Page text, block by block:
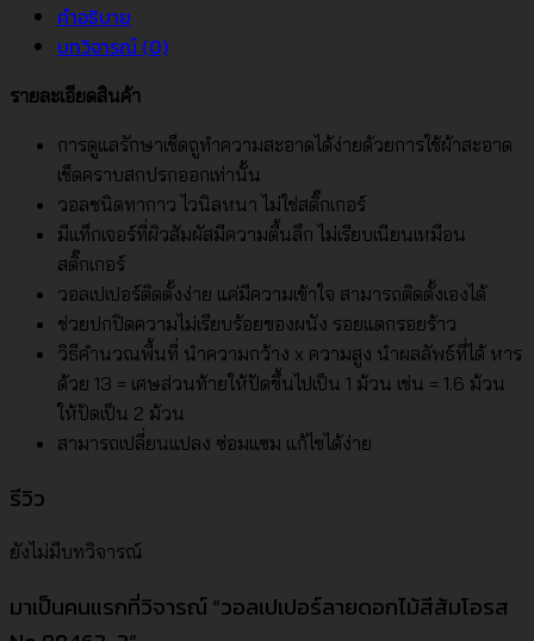
ชิ้นคำอธิบาย
บทวิจารณ์ (0)
รายละเอียดสินค้า
การดูแลรักษาเช็ดถูทำความสะอาดได้ง่ายด้วยการใช้ผ้าสะอาด
เช็ดคราบสกปรกออกเท่านั้น
วอลชนิดทากาว ไวนิลหนา ไม่ใช่สติ๊กเกอร์
มีแท็กเจอร์ที่ผิวสัมผัสมีความตื้นลึก ไม่เรียบเนียนเหมือน
สติ๊กเกอร์
วอลเปเปอร์ติดตั้งง่าย แค่มีความเข้าใจ สามารถติดตั้งเองได้
ช่วยปกปิดความไม่เรียบร้อยของผนัง รอยแตกรอยร้าว
วิธีคำนวณพื้นที่ นำความกว้าง x ความสูง นำผลลัพธ์ที่ได้ หาร
ด้วย 13 = เศษส่วนท้ายให้ปัดขึ้นไปเป็น 1 ม้วน เช่น = 1.6 ม้วน
ให้ปัดเป็น 2 ม้วน
สามารถเปลี่ยนแปลง ซ่อมแซม แก้ไขได้ง่าย
รีวิว
ยังไม่มีบทวิจารณ์
มาเป็นคนแรกที่วิจารณ์ “วอลเปเปอร์ลายดอกไม้สีส้มโอรส